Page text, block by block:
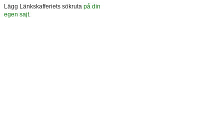
Lägg Länkskafferiets sökruta på din
egen sajt.